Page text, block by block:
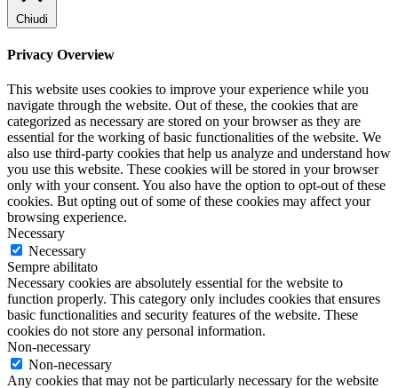
Chiudi
Privacy Overview
This website uses cookies to improve your experience while you
navigate through the website. Out of these, the cookies that are
categorized as necessary are stored on your browser as they are
essential for the working of basic functionalities of the website. We
also use third-party cookies that help us analyze and understand how
you use this website. These cookies will be stored in your browser
only with your consent. You also have the option to opt-out of these
cookies. But opting out of some of these cookies may affect your
browsing experience.
Necessary
Necessary
Sempre abilitato
Necessary cookies are absolutely essential for the website to
function properly. This category only includes cookies that ensures
basic functionalities and security features of the website. These
cookies do not store any personal information.
Non-necessary
Non-necessary
Any cookies that may not be particularly necessary for the website